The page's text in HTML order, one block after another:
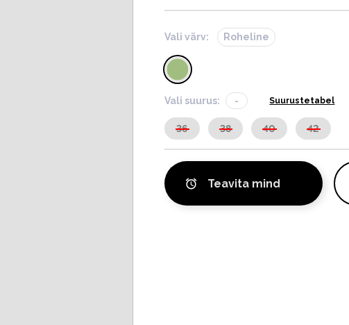
Vali värv: Roheline
Vali suurus: - Suurustetabel
36 38 40 42
Teavita mind